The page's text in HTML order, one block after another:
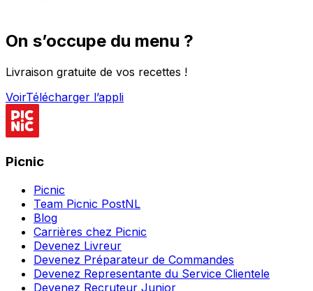
On s’occupe du menu ?
Livraison gratuite de vos recettes !
VoirTélécharger l’appli
Picnic
Picnic
Team Picnic PostNL
Blog
Carrières chez Picnic
Devenez Livreur
Devenez Préparateur de Commandes
Devenez Representante du Service Clientele
Devenez Recruteur Junior